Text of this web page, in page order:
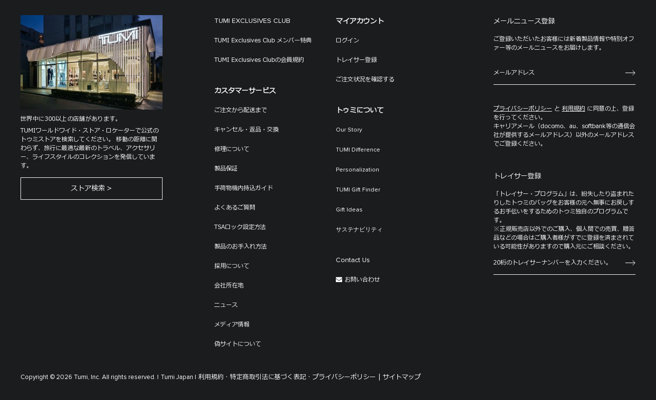
世界中に300以上の店舗があります。
TUMIワールドワイド・ストア・ロケーターで公式の
トゥミストアを検索してください。 移動の距離に関
わらず、旅行に最適な最新のトラベル、アクセサリ
ー、ライフスタイルのコレクションを発信していま
す。
ストア検索
TUMI EXCLUSIVES CLUB
TUMI Exclusives Club メンバー特典
TUMI Exclusives Clubの会員規約
カスタマーサービス
ご注文から配送まで
キャンセル・返品・交換
修理について
製品保証
手荷物機内持込ガイド
よくあるご質問
TSAロック設定方法
製品のお手入れ方法
採用について
会社所在地
ニュース
メディア情報
偽サイトについて
マイアカウント
ログイン
トレイサー登録
ご注文状況を確認する
トゥミについて
Our Story
TUMI Difference
Personalization
TUMI Gift Finder
Gift Ideas
サステナビリティ
Contact Us
お問い合わせ
メールニュース登録
ご登録いただいたお客様には新着製品情報や特別オフ
ァー等のメールニュースをお届けします。
プライバシーポリシー と 利用規約 に同意の上、登録
を行ってください。
キャリアメール（docomo、au、softbank等の通信会
社が提供するメールアドレス）以外のメールアドレス
でご登録ください。
トレイサー登録
「トレイサー・プログラム」は、紛失したり盗まれた
りしたトゥミのバッグをお客様の元へ無事にお戻しす
るお手伝いをするためのトゥミ独自のプログラムで
す。
※正規販売店以外でのご購入、個人間での売買、贈答
品などの場合はご購入者様がすでに登録を済まされて
いる可能性がありますので購入元にご相談ください。
Copyright © 2026 Tumi, Inc. All rights reserved. | Tumi Japan | 利用規約 · 特定商取引法に基づく表記 · プライバシーポリシー | サイトマップ